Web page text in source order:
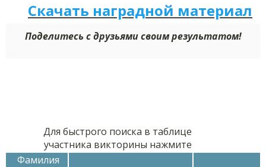
Скачать наградной материал
Поделитесь с друзьями своим результатом!
Для быстрого поиска в таблице
участника викторины нажмите
Фамилия